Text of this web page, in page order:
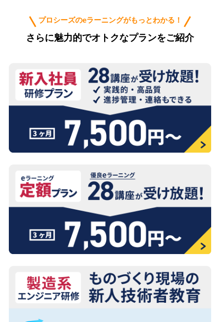
プロシーズのeラーニングがもっとわかる！
さらに魅力的でオトクなプランをご紹介